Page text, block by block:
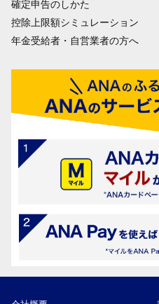
確定申告のしかた
控除上限額シミュレーション
年金受給者・自営業者の方へ